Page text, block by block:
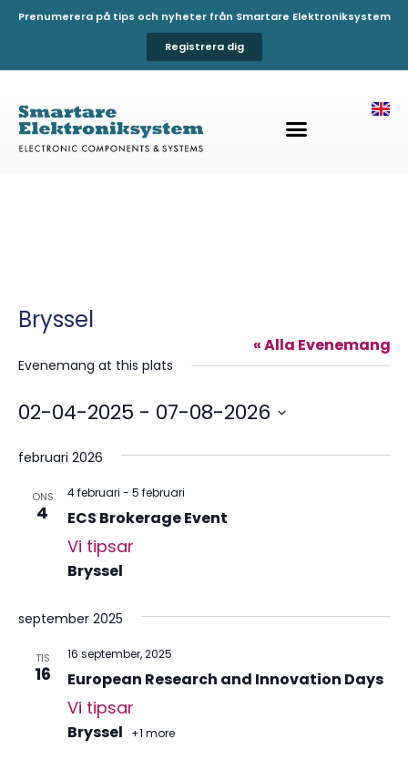
Prenumerera på tips och nyheter från Smartare Elektroniksystem
Registrera dig
Bryssel
« Alla Evenemang
Evenemang at this plats
02-04-2025 - 07-08-2026
datum.
februari 2026
ONS
4
4 februari - 5 februari
ECS Brokerage Event
Vi tipsar
Bryssel
september 2025
TIS
16
16 september, 2025
European Research and Innovation Days
Vi tipsar
Bryssel +1 more